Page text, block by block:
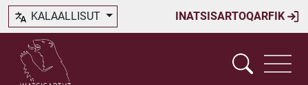
INATSISARTOQARFIK
KALAALLISUT